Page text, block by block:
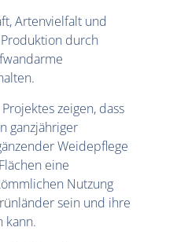
Artenvielfalt und
durch
zeigen, dass
ganzjähriger
Weidepflege
eine
Nutzung
sein und ihre
kann.